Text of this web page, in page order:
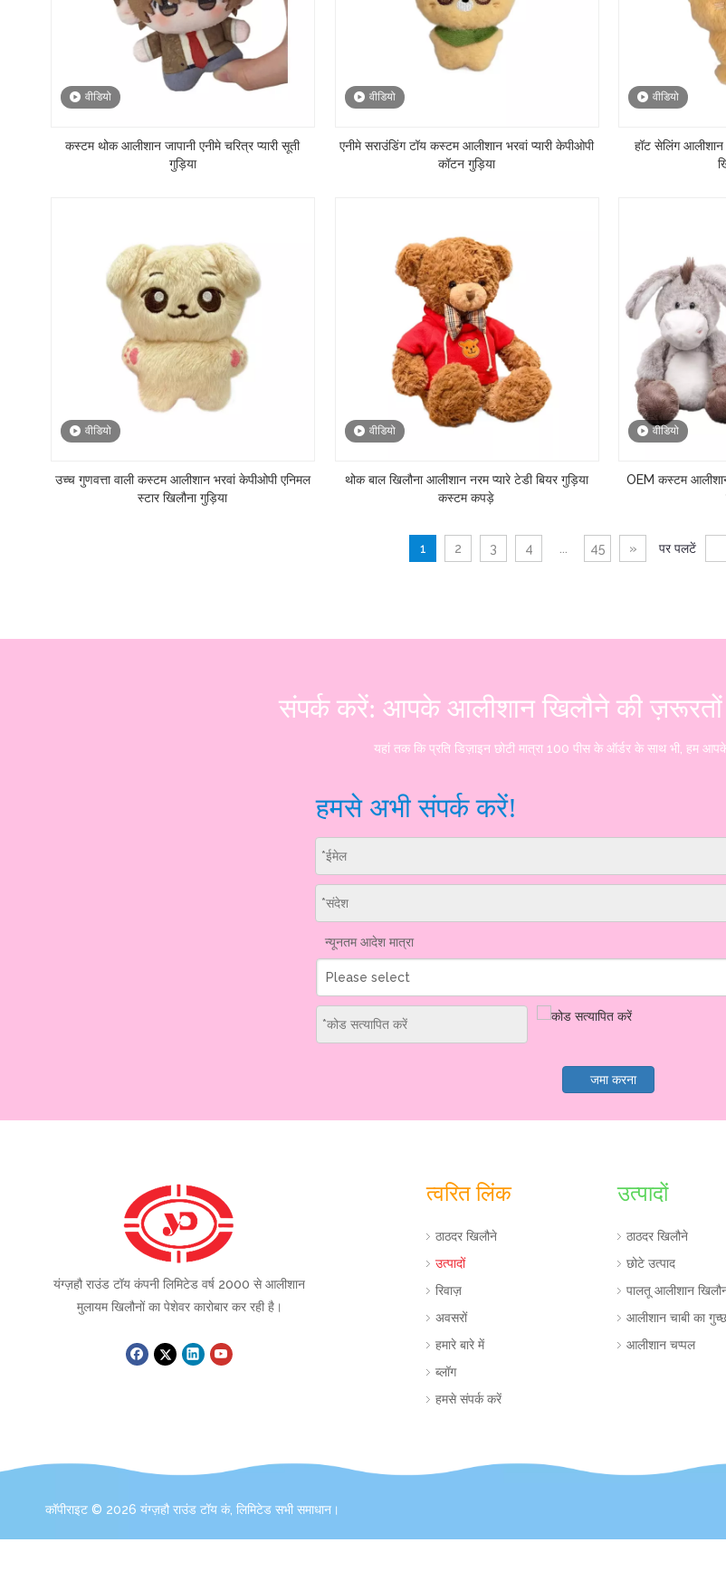
वीडियो
कस्टम थोक आलीशान जापानी एनीमे चरित्र प्यारी सूती
गुड़िया
वीडियो
एनीमे सराउंडिंग टॉय कस्टम आलीशान भरवां प्यारी केपीओपी
कॉटन गुड़िया
वीडियो
हॉट सेलिंग आलीशान
वीडियो
उच्च गुणवत्ता वाली कस्टम आलीशान भरवां केपीओपी एनिमल
स्टार खिलौना गुड़िया
वीडियो
थोक बाल खिलौना आलीशान नरम प्यारे टेडी बियर गुड़िया
कस्टम कपड़े
वीडियो
OEM कस्टम आलीशान
1 2 3 4 45 » पर पलटें
संपर्क करें: आपके आलीशान खिलौने की ज़रूरतों के
यहां तक ​​कि प्रति डिज़ाइन छोटी मात्रा 100 पीस के ऑर्डर के साथ भी, हम
हमसे अभी संपर्क करें!
न्यूनतम आदेश मात्रा
Please select
जमा करना
यंग्ज़हौ राउंड टॉय कंपनी लिमिटेड वर्ष 2000 से आलीशान
मुलायम खिलौनों का पेशेवर कारोबार कर रही है।
त्वरित लिंक
ठाठदर खिलौने
उत्पादों
रिवाज़
अवसरों
हमारे बारे में
ब्लॉग
हमसे संपर्क करें
उत्पादों
ठाठदर खिलौने
छोटे उत्पाद
पालतू आलीशान
आलीशान चाबी का
आलीशान चप्पल
कॉपीराइट © 2026 यंग्ज़हौ राउंड टॉय कं, लिमिटेड सभी समाधान।